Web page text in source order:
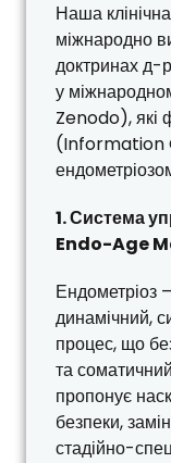
Наша
міжнародно
доктринах д-
у
Zenodo), які
(Information
1. Система
Endo-Age
Ендометріоз
динамічний,
процес, що
та
пропонує
безпеки,
стадійно-